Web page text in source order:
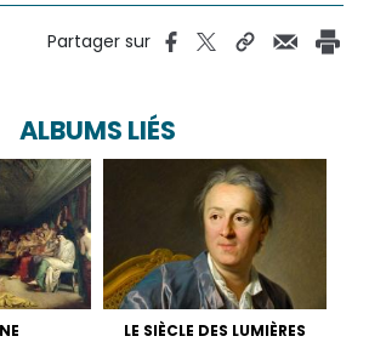
Partager sur
ALBUMS LIÉS
LE SIÈCLE DES LUMIÈRES